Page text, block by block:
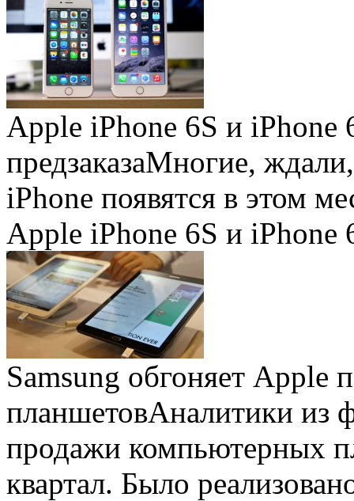
Apple iPhone 6S и iPhone
предзаказаМногие, ждали,
iPhone появятся в этом
Apple iPhone 6S и iPhone
Samsung обгоняет Apple
планшетовАналитики из
продажи компьютерных
квартал. Было